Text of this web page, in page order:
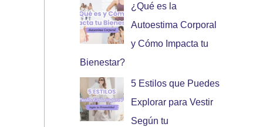
¿Qué es la
Autoestima Corporal
y Cómo Impacta tu
Bienestar?
5 Estilos que Puedes
Explorar para Vestir
Según tu